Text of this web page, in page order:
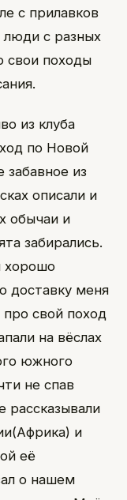
с прилавков
люди с разных
свои походы
из клуба
по Новой
забавное из
описали и
обычаи и
забирались.
хорошо
доставку меня
про свой поход
на вёслах
южного
не спав
рассказывали
и
её
о нашем